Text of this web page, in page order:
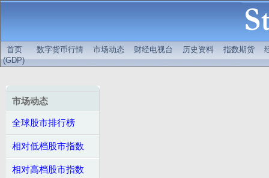
首页 数字货币行情 市场动态 财经电视台 历史资料 指数期货
(GDP)
市场动态
全球股市排行榜
相对低档股市指数
相对高档股市指数